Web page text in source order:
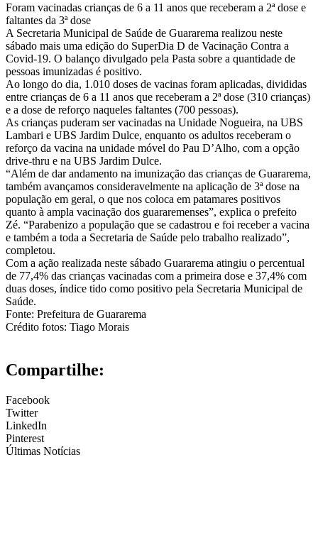
Foram vacinadas crianças de 6 a 11 anos que receberam a 2ª dose e
faltantes da 3ª dose
A Secretaria Municipal de Saúde de Guararema realizou neste
sábado mais uma edição do SuperDia D de Vacinação Contra a
Covid-19. O balanço divulgado pela Pasta sobre a quantidade de
pessoas imunizadas é positivo.
Ao longo do dia, 1.010 doses de vacinas foram aplicadas, divididas
entre crianças de 6 a 11 anos que receberam a 2ª dose (310 crianças)
e a dose de reforço naqueles faltantes (700 pessoas).
As crianças puderam ser vacinadas na Unidade Nogueira, na UBS
Lambari e UBS Jardim Dulce, enquanto os adultos receberam o
reforço da vacina na unidade móvel do Pau D’Alho, com a opção
drive-thru e na UBS Jardim Dulce.
“Além de dar andamento na imunização das crianças de Guararema,
também avançamos consideravelmente na aplicação de 3ª dose na
população em geral, o que nos coloca em patamares positivos
quanto à ampla vacinação dos guararemenses”, explica o prefeito
Zé. “Parabenizo a população que se cadastrou e foi receber a vacina
e também a toda a Secretaria de Saúde pelo trabalho realizado”,
completou.
Com a ação realizada neste sábado Guararema atingiu o percentual
de 77,4% das crianças vacinadas com a primeira dose e 37,4% com
duas doses, índice tido como positivo pela Secretaria Municipal de
Saúde.
Fonte: Prefeitura de Guararema
Crédito fotos: Tiago Morais
Compartilhe:
Facebook
Twitter
LinkedIn
Pinterest
Últimas Notícias